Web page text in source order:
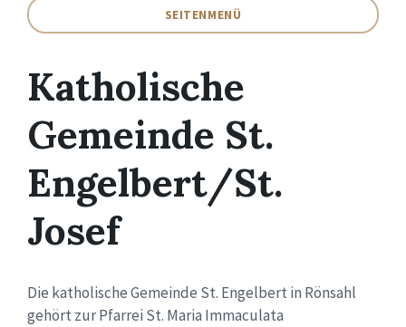
SEITENMENÜ
Katholische
Gemeinde St.
Engelbert/St.
Josef
Die katholische Gemeinde St. Engelbert in Rönsahl
gehört zur Pfarrei St. Maria Immaculata